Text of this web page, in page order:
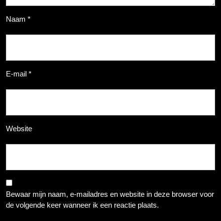
Naam *
E-mail *
Website
Bewaar mijn naam, e-mailadres en website in deze browser voor
de volgende keer wanneer ik een reactie plaats.